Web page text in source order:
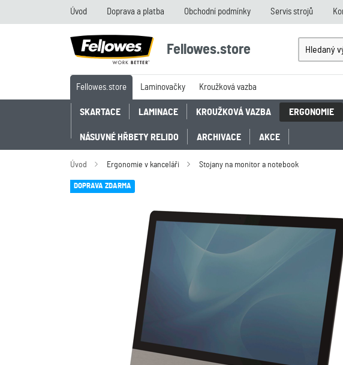
Úvod Doprava a platba Obchodní podmínky Servis strojů
Fellowes.store
Fellowes.store Laminovačky Kroužková vazba
SKARTACE LAMINACE KROUŽKOVÁ VAZBA ERGONOMIE
NÁSUVNÉ HŘBETY RELIDO ARCHIVACE AKCE
Úvod Ergonomie v kanceláři Stojany na monitor a notebook
DOPRAVA ZDARMA